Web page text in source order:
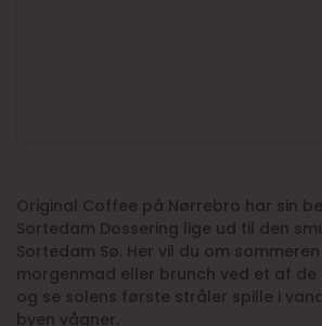
Original Coffee på Nørrebro har sin
Sortedam Dossering lige ud til den
Sortedam Sø. Her vil du om
morgenmad eller brunch ved et af
og se solens første stråler spille i
byen vågner.